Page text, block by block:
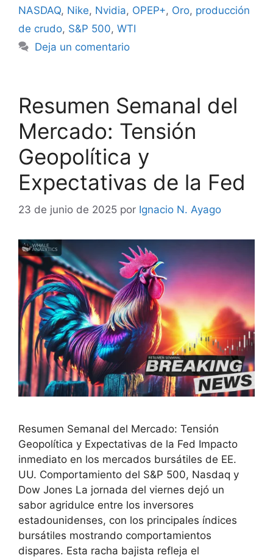
NASDAQ, Nike, Nvidia, OPEP+, Oro, producción
de crudo, S&P 500, WTI
Deja un comentario
Resumen Semanal del
Mercado: Tensión
Geopolítica y
Expectativas de la Fed
23 de junio de 2025 por Ignacio N. Ayago
Resumen Semanal del Mercado: Tensión
Geopolítica y Expectativas de la Fed Impacto
inmediato en los mercados bursátiles de EE.
UU. Comportamiento del S&P 500, Nasdaq y
Dow Jones La jornada del viernes dejó un
sabor agridulce entre los inversores
estadounidenses, con los principales índices
bursátiles mostrando comportamientos
dispares. Esta racha bajista refleja el